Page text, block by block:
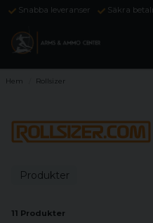
Snabba leveranser Säkra
Hem Rollsizer
Produkter
11 Produkter